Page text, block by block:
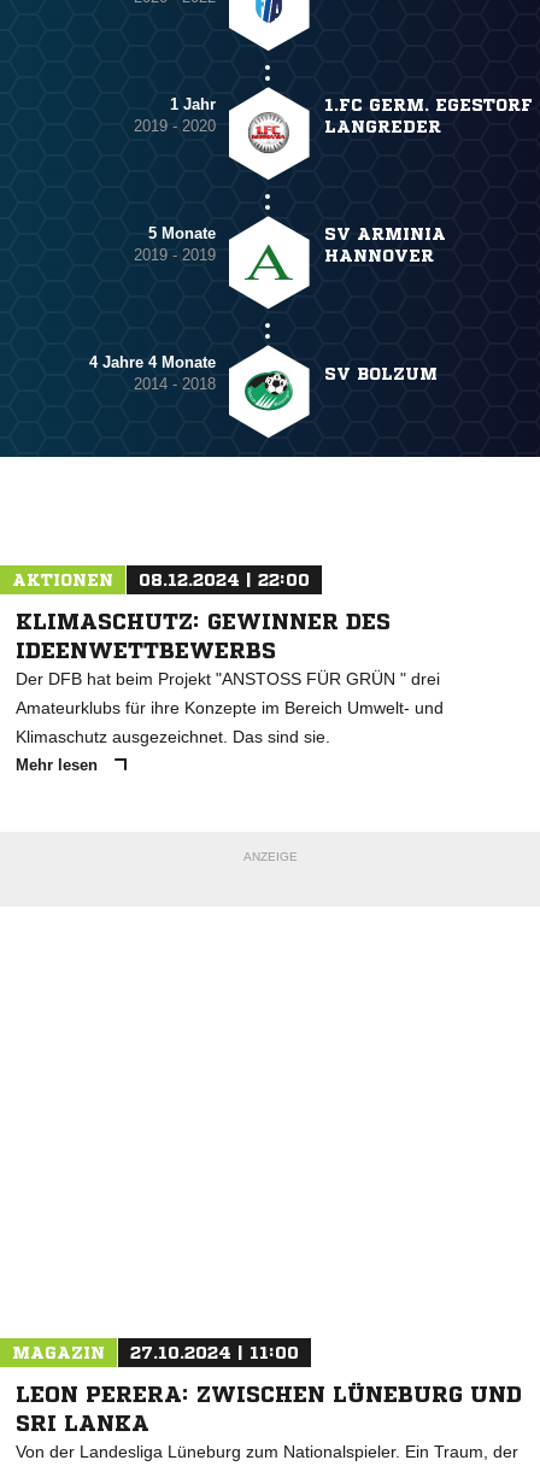
1 Jahr
2019 - 2020
1.FC GERM. EGESTORF
LANGREDER
5 Monate
2019 - 2019
SV ARMINIA
HANNOVER
4 Jahre 4 Monate
2014 - 2018
SV BOLZUM
AKTIONEN 08.12.2024 | 22:00
KLIMASCHUTZ: GEWINNER DES
IDEENWETTBEWERBS
Der DFB hat beim Projekt "ANSTOSS FÜR GRÜN " drei
Amateurklubs für ihre Konzepte im Bereich Umwelt- und
Klimaschutz ausgezeichnet. Das sind sie.
Mehr lesen
ANZEIGE
MAGAZIN 27.10.2024 | 11:00
LEON PERERA: ZWISCHEN LÜNEBURG UND
SRI LANKA
Von der Landesliga Lüneburg zum Nationalspieler. Ein Traum, der